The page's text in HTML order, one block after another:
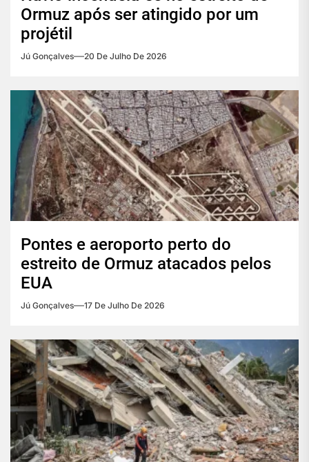
Ormuz após ser atingido por um
projétil
Jú Gonçalves 20 De Julho De 2026
Pontes e aeroporto perto do
estreito de Ormuz atacados pelos
EUA
Jú Gonçalves 17 De Julho De 2026